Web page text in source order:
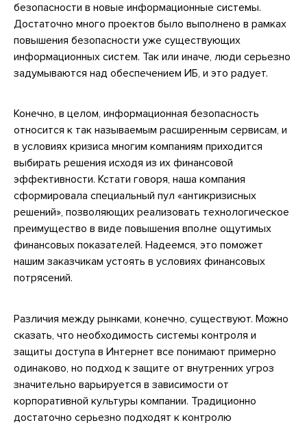
безопасности в новые информационные системы.
Достаточно много проектов было выполнено в рамках
повышения безопасности уже существующих
информационных систем. Так или иначе, люди серьезно
задумываются над обеспечением ИБ, и это радует.
Конечно, в целом, информационная безопасность
относится к так называемым расширенным сервисам, и
в условиях кризиса многим компаниям приходится
выбирать решения исходя из их финансовой
эффективности. Кстати говоря, наша компания
сформировала специальный пул «антикризисных
решений», позволяющих реализовать технологическое
преимущество в виде повышения вполне ощутимых
финансовых показателей. Надеемся, это поможет
нашим заказчикам устоять в условиях финансовых
потрясений.
Различия между рынками, конечно, существуют. Можно
сказать, что необходимость системы контроля и
защиты доступа в Интернет все понимают примерно
одинаково, но подход к защите от внутренних угроз
значительно варьируется в зависимости от
корпоративной культуры компании. Традиционно
достаточно серьезно подходят к контролю